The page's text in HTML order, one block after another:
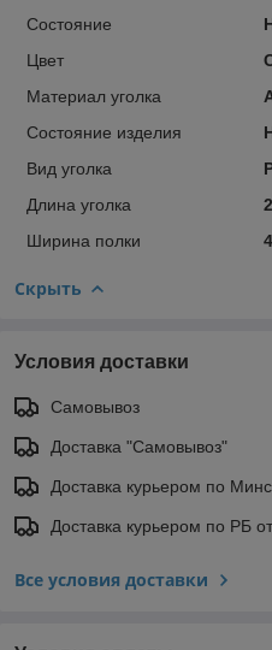
Состояние
Цвет
Материал уголка
Состояние изделия
Вид уголка
Длина уголка
Ширина полки
Скрыть
Условия доставки
Самовывоз
Доставка "Самовывоз"
Доставка курьером по
Доставка курьером по РБ от
Все условия доставки